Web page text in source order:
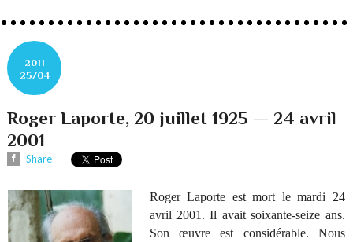
2011
25/04
Roger Laporte, 20 juillet 1925 — 24 avril
2001
Share
Roger Laporte est mort le mardi 24
avril 2001. Il avait soixante-seize ans.
Son œuvre est considérable. Nous